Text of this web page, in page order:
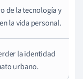
de la tecnología y
la vida personal.
la identidad
urbano.